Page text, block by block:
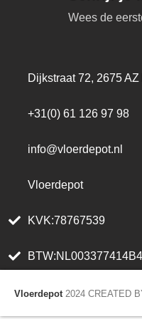
Wees de
Dijkstraat 72, 2675
+31(0) 61 126 97 98
info@vloerdepot.nl
Vloerdepot
KVK:78767539
Vloerdepot 2024 CREATED